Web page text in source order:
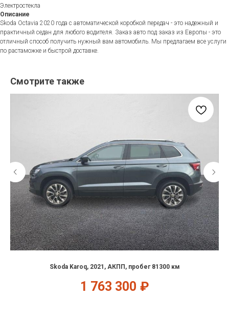
Электростекла
Описание
Skoda Octavia 2020 года с автоматической коробкой передач - это надежный и
практичный седан для любого водителя. Заказ авто под заказ из Европы - это
отличный способ получить нужный вам автомобиль. Мы предлагаем все услуги
по растаможке и быстрой доставке.
Смотрите также
Skoda Karoq, 2021, АКПП, пробег 81300 км
1 763 300 ₽